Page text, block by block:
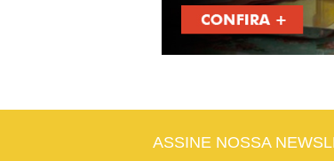
ASSINE NOSSA